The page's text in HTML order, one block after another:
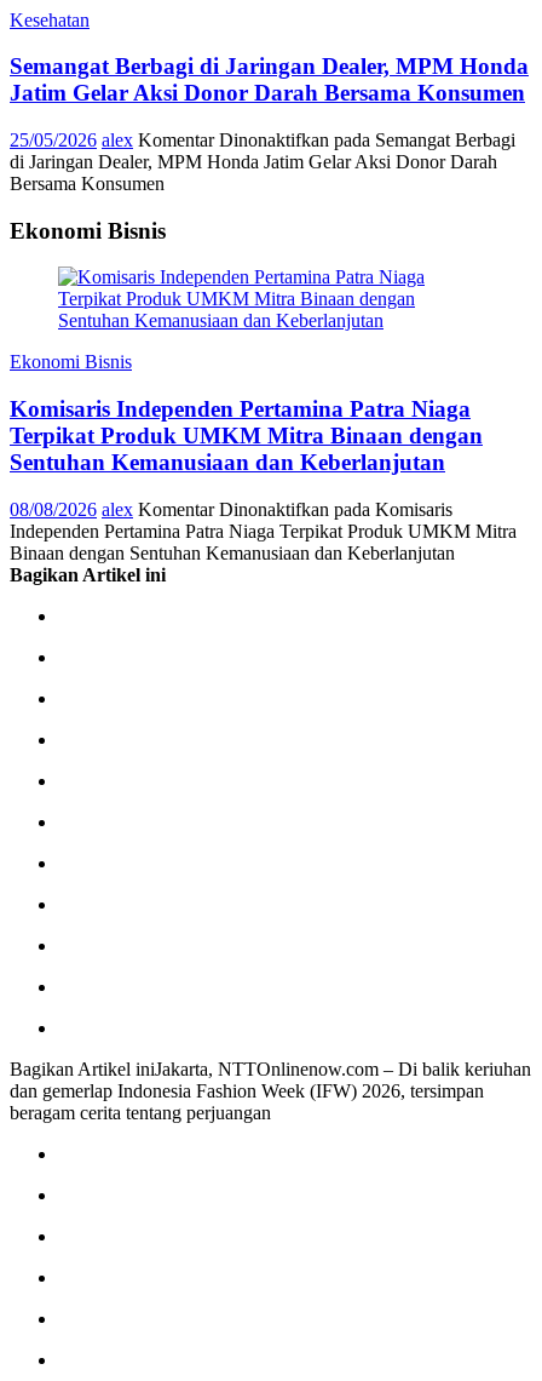
Kesehatan
Semangat Berbagi di Jaringan Dealer, MPM Honda
Jatim Gelar Aksi Donor Darah Bersama Konsumen
25/05/2026 alex Komentar Dinonaktifkan pada Semangat Berbagi
di Jaringan Dealer, MPM Honda Jatim Gelar Aksi Donor Darah
Bersama Konsumen
Ekonomi Bisnis
Ekonomi Bisnis
Komisaris Independen Pertamina Patra Niaga
Terpikat Produk UMKM Mitra Binaan dengan
Sentuhan Kemanusiaan dan Keberlanjutan
08/08/2026 alex Komentar Dinonaktifkan pada Komisaris
Independen Pertamina Patra Niaga Terpikat Produk UMKM Mitra
Binaan dengan Sentuhan Kemanusiaan dan Keberlanjutan
Bagikan Artikel ini
Bagikan Artikel iniJakarta, NTTOnlinenow.com – Di balik keriuhan
dan gemerlap Indonesia Fashion Week (IFW) 2026, tersimpan
beragam cerita tentang perjuangan